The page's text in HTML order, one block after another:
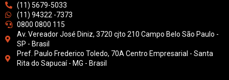
(11) 5679-5033
(11) 94322 -7373
0800 0800 115
Av. Vereador José Diniz, 3720 cjto 210 Campo Belo São Paulo -
SP - Brasil
Pref. Paulo Frederico Toledo, 70A Centro Empresarial - Santa
Rita do Sapucaí - MG - Brasil